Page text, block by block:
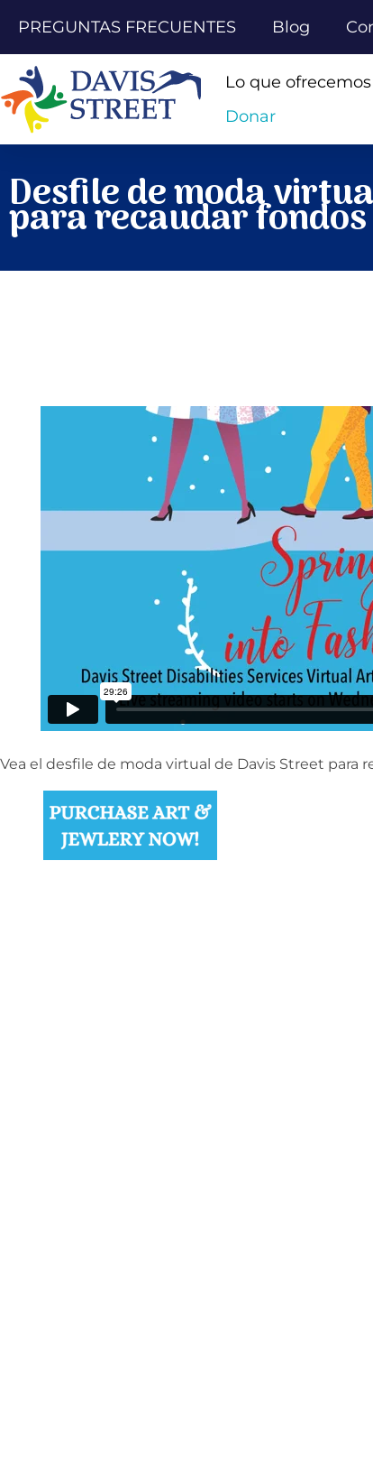
PREGUNTAS FRECUENTES Blog
Lo que ofrecemos
Donar
Desfile de moda
para recaudar fondos
Vea el desfile de moda virtual de Davis Street para